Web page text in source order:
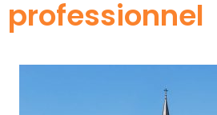
professionnel